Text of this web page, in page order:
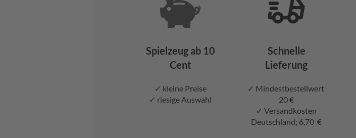
Spielzeug ab 10
Cent
✓ kleine Preise
✓ riesige Auswahl
Schnelle
Lieferung
✓ Mindestbestellwert
20 €
✓ Versandkosten
Deutschland; 6,70 €